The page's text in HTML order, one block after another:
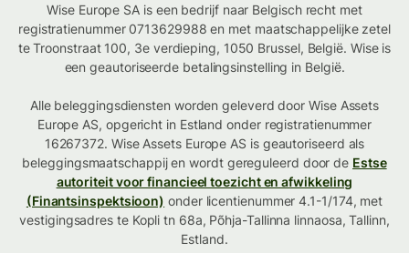
Wise Europe SA is een bedrijf naar Belgisch recht met
registratienummer 0713629988 en met maatschappelijke zetel
te Troonstraat 100, 3e verdieping, 1050 Brussel, België. Wise is
een geautoriseerde betalingsinstelling in België.
Alle beleggingsdiensten worden geleverd door Wise Assets
Europe AS, opgericht in Estland onder registratienummer
16267372. Wise Assets Europe AS is geautoriseerd als
beleggingsmaatschappij en wordt gereguleerd door de Estse
autoriteit voor financieel toezicht en afwikkeling
(Finantsinspektsioon) onder licentienummer 4.1-1/174, met
vestigingsadres te Kopli tn 68a, Põhja-Tallinna linnaosa, Tallinn,
Estland.